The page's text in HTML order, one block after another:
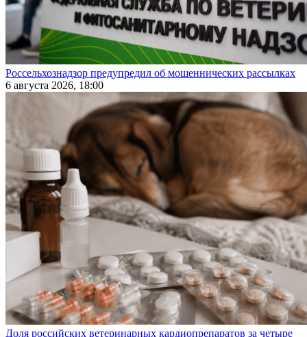
Россельхознадзор предупредил об мошеннических рассылках
6 августа 2026, 18:00
Доля российских ветеринарных кардиопрепаратов за четыре